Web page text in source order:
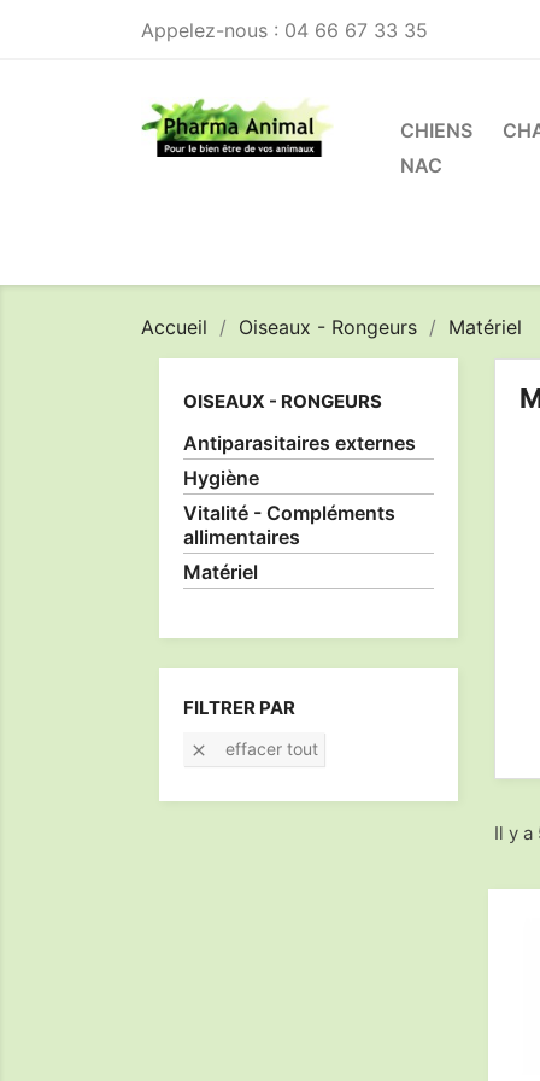
Appelez-nous : 04 66 67 33 35
CHIENS
NAC
Accueil Oiseaux - Rongeurs Matériel
OISEAUX - RONGEURS
Antiparasitaires externes
Hygiène
Vitalité - Compléments
allimentaires
Matériel
FILTRER PAR
 effacer tout
Il y a